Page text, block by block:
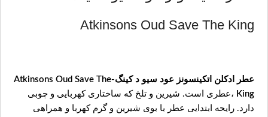
Atkinsons Oud Save The King
عطر ادکلن اتکینسونز عود سیو د کینگ-Atkinsons Oud Save The
King ،عطری است. شیرین و تلخ که ساختاری کهربایی و چوبی
دارد. رایحه ابتدایی عطر با بوی شیرین و گرم کهربا و همراهی